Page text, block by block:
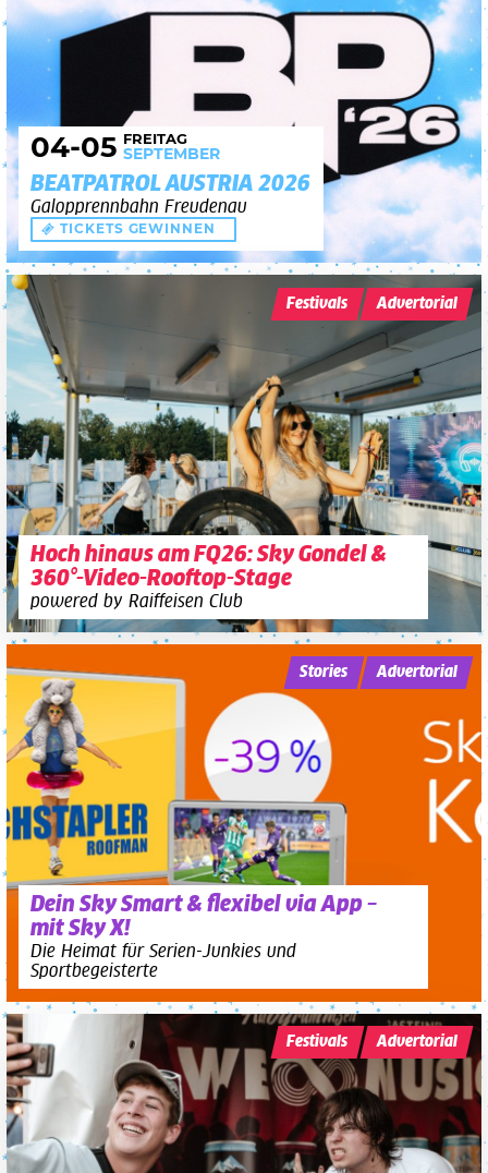
04-05 FREITAG
SEPTEMBER
BEATPATROL AUSTRIA 2026
Galopprennbahn Freudenau
TICKETS GEWINNEN
Hoch hinaus am FQ26: Sky Gondel &
360°-Video-Rooftop-Stage
powered by Raiffeisen Club
Festivals Advertorial
Dein Sky Smart & flexibel via App –
mit Sky X!
Die Heimat für Serien-Junkies und
Sportbegeisterte
Stories Advertorial
Festivals Advertorial